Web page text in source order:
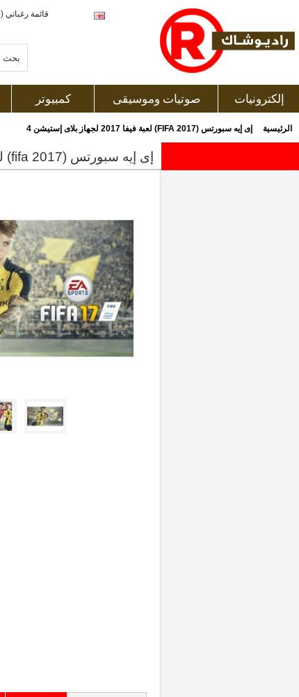
قائمة رغباتي (0)
إلكترونيات صوتيات وموسيقى كمبيوتر
الرئيسية إى إيه سبورتس (FIFA 2017) لعبة فيفا 2017 لجهاز بلاى إستيشن 4
إى إيه سبورتس (fifa 2017) لعبة فيفا 2017 لجهاز بلاى إستيشن 4